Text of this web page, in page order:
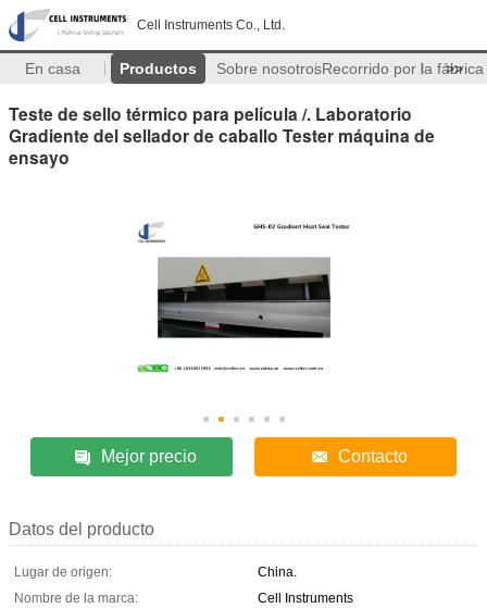
Cell Instruments Co., Ltd.
En casa Productos Sobre nosotrosRecorrido por la fábrica
>>
Teste de sello térmico para película /. Laboratorio
Gradiente del sellador de caballo Tester máquina de
ensayo
Mejor precio Contacto
Datos del producto
Lugar de origen:
China.
Nombre de la marca:
Cell Instruments